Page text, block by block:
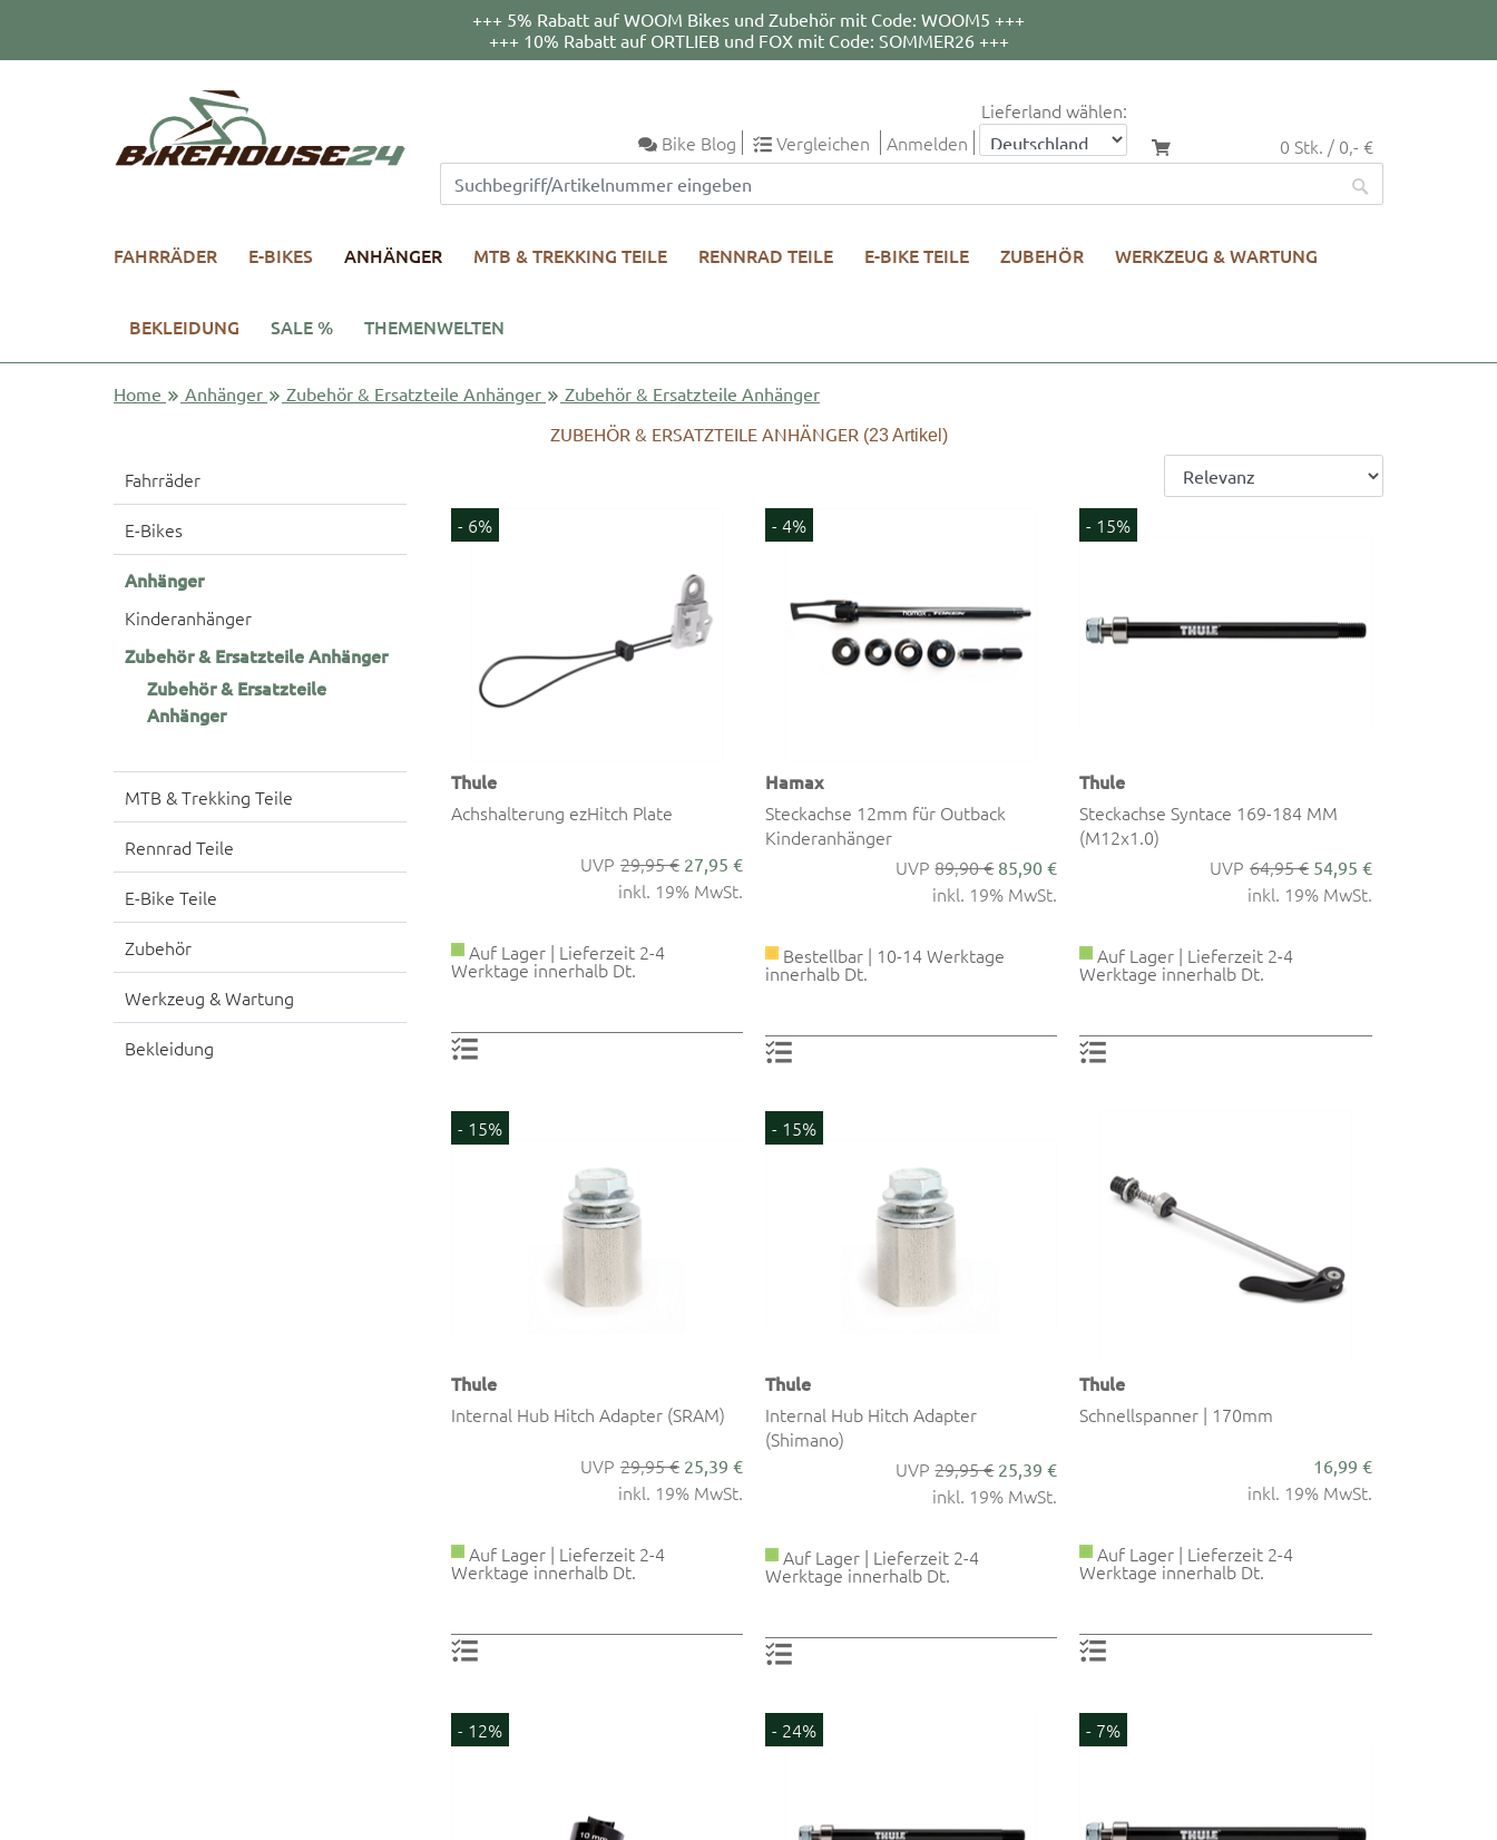
+++ 5% Rabatt auf WOOM Bikes und Zubehör mit Code: WOOM5 +++
+++ 10% Rabatt auf ORTLIEB und FOX mit Code: SOMMER26 +++
Bike Blog Vergleichen Anmelden
Lieferland wählen:
0 Stk. / 0,- €
FAHRRÄDER E-BIKES ANHÄNGER MTB & TREKKING TEILE RENNRAD TEILE E-BIKE TEILE ZUBEHÖR WERKZEUG & WARTUNG
BEKLEIDUNG SALE % THEMENWELTEN
Home Anhänger Zubehör & Ersatzteile Anhänger
Zubehör & Ersatzteile Anhänger
ZUBEHÖR & ERSATZTEILE ANHÄNGER (23Artikel)
Fahrräder
E-Bikes
Anhänger
Kinderanhänger
Zubehör & Ersatzteile Anhänger
Zubehör & Ersatzteile
Anhänger
MTB & Trekking Teile
Rennrad Teile
E-Bike Teile
Zubehör
Werkzeug & Wartung
Bekleidung
- 6%
Thule
Achshalterung ezHitch Plate
29,95 € 27,95 €
inkl. 19% MwSt.
Auf Lager | Lieferzeit 2-4
Werktage innerhalb Dt.
- 4%
Hamax
Steckachse 12mm für Outback
Kinderanhänger
89,90 € 85,90 €
inkl. 19% MwSt.
Bestellbar | 10-14 Werktage
innerhalb Dt.
- 15%
Thule
Steckachse Syntace 169-184 MM
(M12x1.0)
64,95 € 54,95 €
inkl. 19% MwSt.
Auf Lager | Lieferzeit 2-4
Werktage innerhalb Dt.
- 15%
Thule
Internal Hub Hitch Adapter (SRAM)
29,95 € 25,39 €
inkl. 19% MwSt.
Auf Lager | Lieferzeit 2-4
Werktage innerhalb Dt.
- 15%
Thule
Internal Hub Hitch Adapter
(Shimano)
29,95 € 25,39 €
inkl. 19% MwSt.
Auf Lager | Lieferzeit 2-4
Werktage innerhalb Dt.
Thule
Schnellspanner | 170mm
16,99 €
inkl. 19% MwSt.
Auf Lager | Lieferzeit 2-4
Werktage innerhalb Dt.
- 12% - 24% - 7%